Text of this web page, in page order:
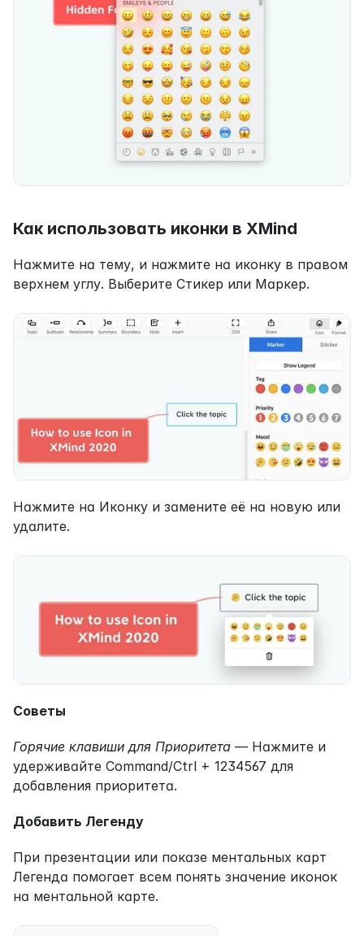
Как использовать иконки в XMind
Нажмите на тему, и нажмите на иконку в правом
верхнем углу. Выберите Стикер или Маркер.
Нажмите на Иконку и замените её на новую или
удалите.
Советы
Горячие клавиши для Приоритета — Нажмите и
удерживайте Command/Ctrl + 1234567 для
добавления приоритета.
Добавить Легенду
При презентации или показе ментальных карт
Легенда помогает всем понять значение иконок
на ментальной карте.